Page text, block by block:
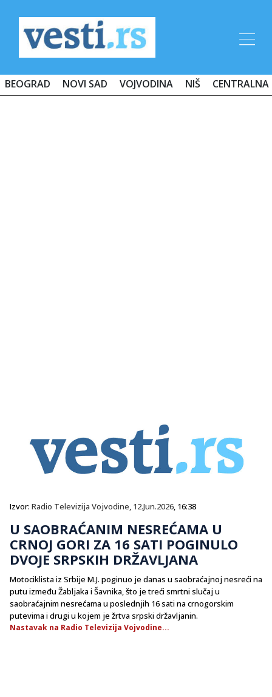
BEOGRAD NOVI SAD VOJVODINA NIŠ CENTRALNA
Izvor: Radio Televizija Vojvodine, 12.Jun.2026, 16:38
U SAOBRAĆANIM NESREĆAMA U
CRNOJ GORI ZA 16 SATI POGINULO
DVOJE SRPSKIH DRŽAVLJANA
Motociklista iz Srbije M.J. poginuo je danas u saobraćajnoj nesreći na
putu između Žabljaka i Šavnika, što je treći smrtni slučaj u
saobraćajnim nesrećama u poslednjih 16 sati na crnogorskim
putevima i drugi u kojem je žrtva srpski državljanin.
Nastavak na Radio Televizija Vojvodine...